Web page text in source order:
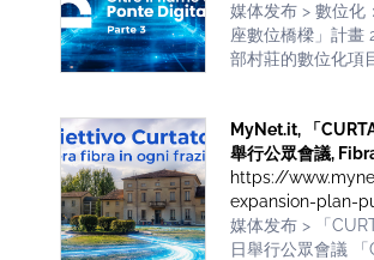
媒体发布 > 數位化
座數位橋樑」計畫
部村莊的數位化項
MyNet.it, 「
舉行公眾會議,
https://
expansion-plan-
媒体发布 > 「
日舉行公眾會議